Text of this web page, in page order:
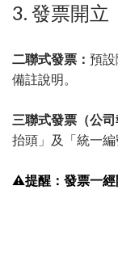
3. 發票開立
二聯式發票： 預
備註說明。
三聯式發票（公司
抬頭」及「統一編
⚠️提醒：發票一經